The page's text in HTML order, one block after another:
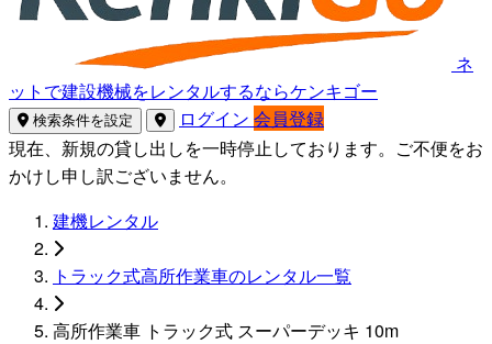
ネ
ットで建設機械をレンタルするならケンキゴー
検索条件を設定 ログイン 会員登録
現在、新規の貸し出しを一時停止しております。ご不便をお
かけし申し訳ございません。
建機レンタル
トラック式高所作業車のレンタル一覧
高所作業車 トラック式 スーパーデッキ 10m